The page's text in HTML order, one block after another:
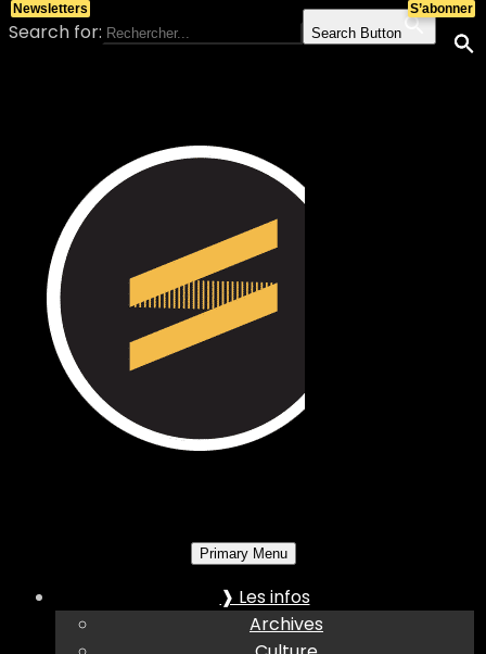
Search for: Search Button
Primary Menu
❱ Les infos
Archives
S’abonner
Newsletters